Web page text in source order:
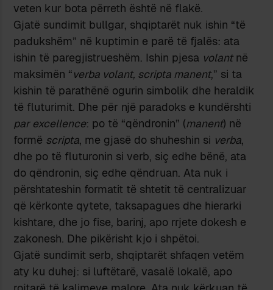
veten kur bota përreth është në flakë.
Gjatë sundimit bullgar, shqiptarët nuk ishin “të
padukshëm” në kuptimin e parë të fjalës: ata
ishin të paregjistrueshëm. Ishin pjesa volantnë
maksimën “verba volant, scripta manent,” si ta
kishin të parathënë ogurin simbolik dhe heraldik
të fluturimit. Dhe për një paradoks e kundërshti
par excellence: po të “qëndronin” (manent) në
formë scripta, me gjasë do shuheshin si verba,
dhe po të fluturonin si verb, siç edhe bënë, ata
do qëndronin, siç edhe qëndruan. Ata nuk i
përshtateshin formatit të shtetit të centralizuar
që kërkonte qytete, taksapagues dhe hierarki
kishtare, dhe jo fise, barinj, apo rrjete dokesh e
zakonesh. Dhe pikërisht kjo i shpëtoi.
Gjatë sundimit serb, shqiptarët shfaqen vetëm
aty ku duhej: si luftëtarë, vasalë lokalë, apo